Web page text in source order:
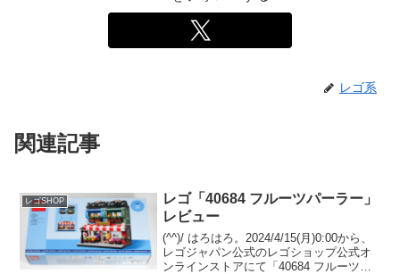
レゴ系
関連記事
レゴSHOP
レゴ「40684 フルーツパーラー」
レビュー
(^^)/ はろはろ。2024/4/15(月)0:00から、
レゴジャパン公式のレゴショップ公式オ
ンラインストアにて「40684 フルーツパ